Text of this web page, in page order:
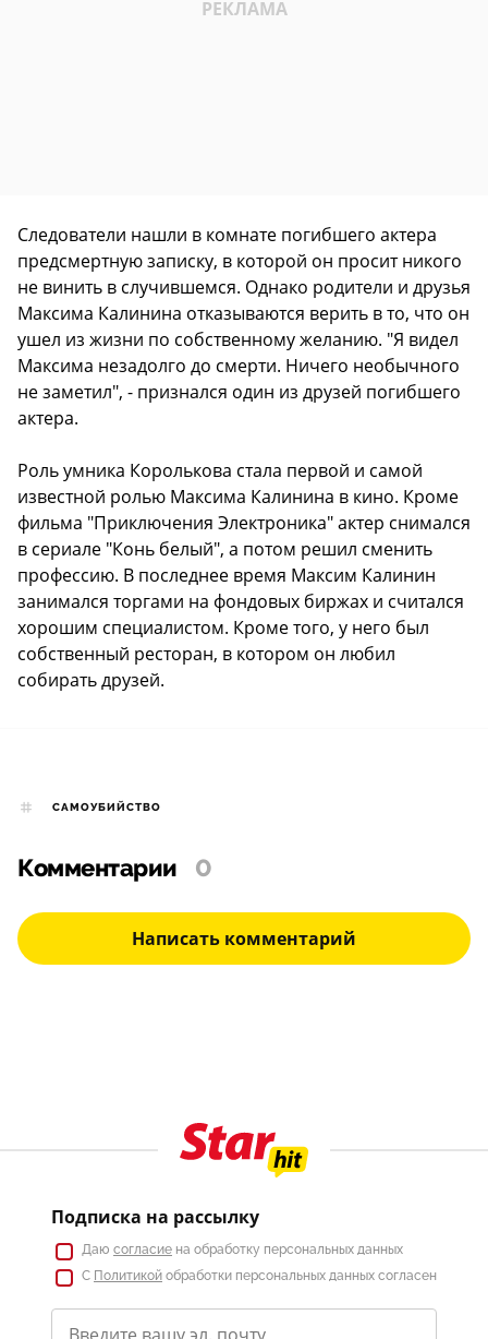
Следователи нашли в комнате погибшего актера
предсмертную записку, в которой он просит никого
не винить в случившемся. Однако родители и друзья
Максима Калинина отказываются верить в то, что он
ушел из жизни по собственному желанию. "Я видел
Максима незадолго до смерти. Ничего необычного
не заметил", - признался один из друзей погибшего
актера.
Роль умника Королькова стала первой и самой
известной ролью Максима Калинина в кино. Кроме
фильма "Приключения Электроника" актер снимался
в сериале "Конь белый", а потом решил сменить
профессию. В последнее время Максим Калинин
занимался торгами на фондовых биржах и считался
хорошим специалистом. Кроме того, у него был
собственный ресторан, в котором он любил
собирать друзей.
САМОУБИЙСТВО
Комментарии 0
Написать комментарий
Подписка на рассылку
Даю согласие на обработку персональных данных
С Политикой обработки персональных данных согласен